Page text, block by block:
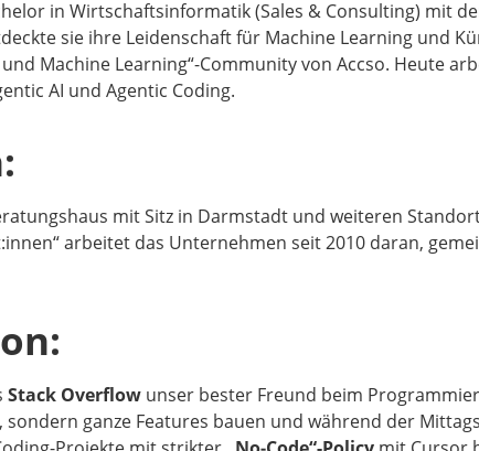
in Wirtschaftsinformatik (Sales & Consulting) mit
sie ihre Leidenschaft für Machine Learning und
Machine Learning“-Community von Accso. Heute
AI und Agentic Coding.
mit Sitz in Darmstadt und weiteren
arbeitet das Unternehmen seit 2010 daran,
Stack Overflow unser bester Freund beim
ganze Features bauen und während der